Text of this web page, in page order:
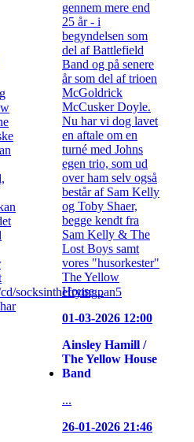
socksinthefryingpan5
gennem mere end
25 år - i
begyndelsen som
del af Battlefield
Band og på senere
år som del af trioen
McGoldrick
McCusker Doyle.
Nu har vi dog lavet
en aftale om en
turné med Johns
egen trio, som ud
over ham selv også
består af Sam Kelly
og Toby Shaer,
begge kendt fra
Sam Kelly & The
Lost Boys samt
vores "husorkester"
The Yellow
House...
01-03-2026 12:00
Ainsley Hamill /
The Yellow House
Band
...
26-01-2026 21:46